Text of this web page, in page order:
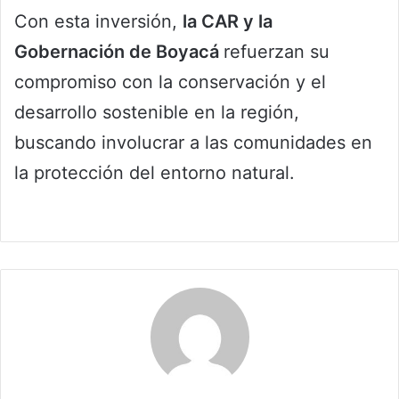
Con esta inversión, la CAR y la
Gobernación de Boyacá refuerzan su
compromiso con la conservación y el
desarrollo sostenible en la región,
buscando involucrar a las comunidades en
la protección del entorno natural.